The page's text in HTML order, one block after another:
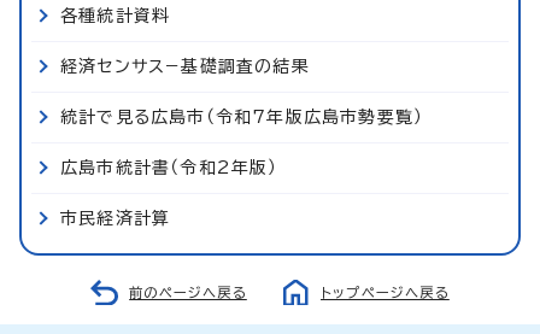
各種統計資料
経済センサス−基礎調査の結果
統計で見る広島市（令和7年版広島市勢要覧）
広島市統計書（令和2年版）
市民経済計算
前のページへ戻る トップページへ戻る